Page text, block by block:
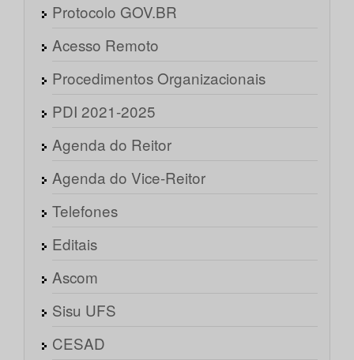
Protocolo GOV.BR
Acesso Remoto
Procedimentos Organizacionais
PDI 2021-2025
Agenda do Reitor
Agenda do Vice-Reitor
Telefones
Editais
Ascom
Sisu UFS
CESAD